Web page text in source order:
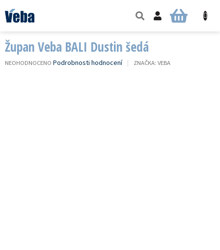
na
obsah
NÁKUPNÍ
Župan Veba BALI Dustin šedá
PRŮMĚRNÉ
NEOHODNOCENO Podrobnosti hodnocení ZNAČKA: VEBA